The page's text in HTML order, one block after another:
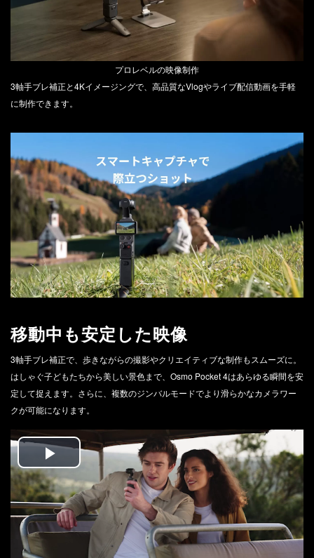
プロレベルの映像制作
3軸手ブレ補正と4Kイメージングで、高品質なVlogやライブ配信動画を手軽
に制作できます。
移動中も安定した映像
3軸手ブレ補正で、歩きながらの撮影やクリエイティブな制作もスムーズに。
はしゃぐ子どもたちから美しい景色まで、Osmo Pocket 4はあらゆる瞬間を安
定して捉えます。さらに、複数のジンバルモードでより滑らかなカメラワー
クが可能になります。
Play
Video